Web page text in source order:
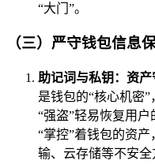
“大门”。
（三）严守钱包信息
助记词与私钥：资
是钱包的“核心机密
“强盗”轻易恢复用
“掌控”着钱包的资
输、云存储等不安